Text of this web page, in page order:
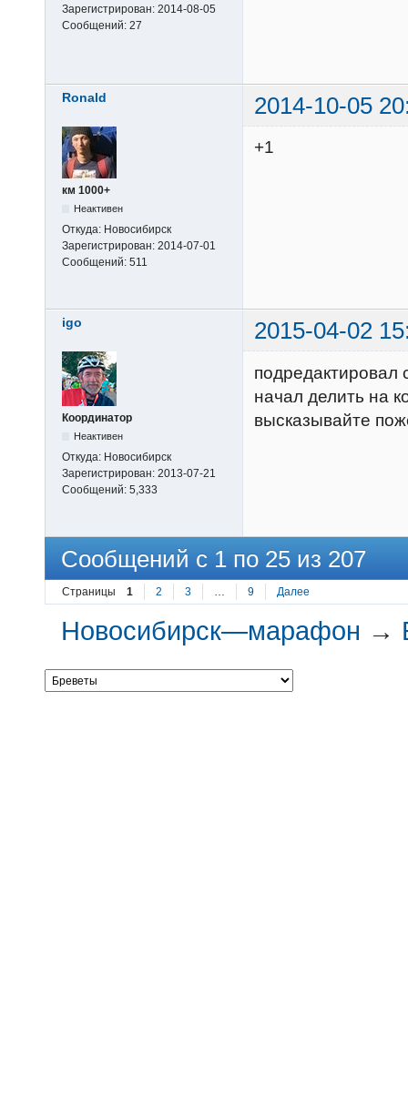
Зарегистрирован: 2014-08-05
Сообщений: 27
Ronald 2014-10-05
км 1000+
Неактивен
Откуда: Новосибирск
Зарегистрирован: 2014-07-01
Сообщений: 511
+1
igo 2015-04-02
Координатор
Неактивен
Откуда: Новосибирск
Зарегистрирован: 2013-07-21
Сообщений: 5,333
начал делить на
высказывайте
Сообщений с 1 по 25 из 207
Страницы 1 2 3 … 9 Далее
Новосибирск—марафон →